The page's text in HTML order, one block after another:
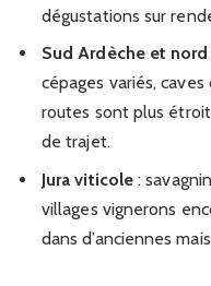
dégustations sur
Sud Ardèche et nord
cépages variés,
routes sont plus
de trajet.
Jura viticole :
villages vignerons
dans d’anciennes